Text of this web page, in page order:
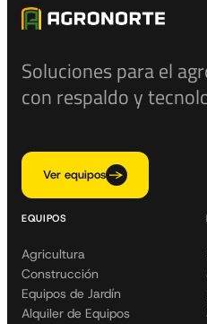
Soluciones para el
con respaldo y
Ver equipos
EQUIPOS
Agricultura
Construcción
Equipos de Jardín
Alquiler de Equipos